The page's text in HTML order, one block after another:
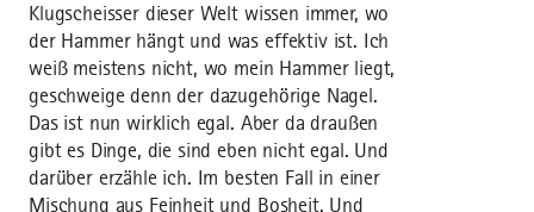
Klugscheisser dieser Welt wissen immer, wo
der Hammer hängt und was effektiv ist. Ich
weiß meistens nicht, wo mein Hammer liegt,
geschweige denn der dazugehörige Nagel.
Das ist nun wirklich egal. Aber da draußen
gibt es Dinge, die sind eben nicht egal. Und
darüber erzähle ich. Im besten Fall in einer
Mischung aus Feinheit und Bosheit. Und